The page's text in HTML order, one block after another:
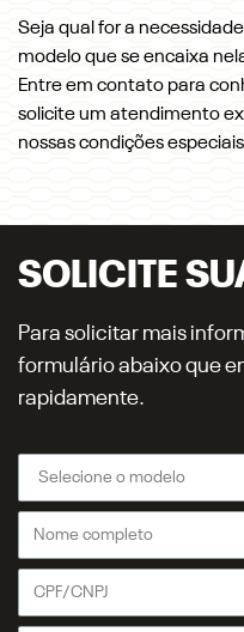
Seja qual for a
modelo que se encaixa
Entre em contato para
solicite um atendimento
nossas condições
SOLICITE
Para solicitar mais
formulário abaixo que
rapidamente.